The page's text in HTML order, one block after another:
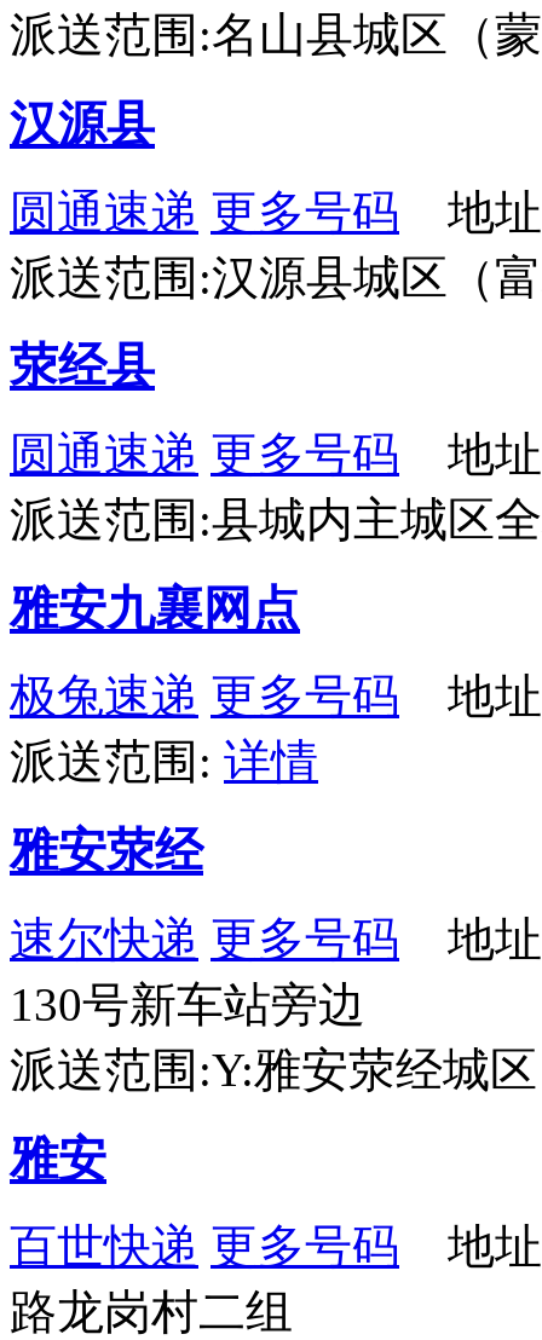
派送范围:名山县城区（
汉源县
圆通速递 更多号码 地址
派送范围:汉源县城区（
荥经县
圆通速递 更多号码 地址
派送范围:县城内主城区
雅安九襄网点
极兔速递 更多号码 地址
派送范围: 详情
雅安荥经
速尔快递 更多号码 地址
130号新车站旁边
派送范围:Y:雅安荥经城
雅安
百世快递 更多号码 地址
路龙岗村二组